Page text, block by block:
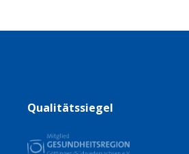
Qualitätssiegel